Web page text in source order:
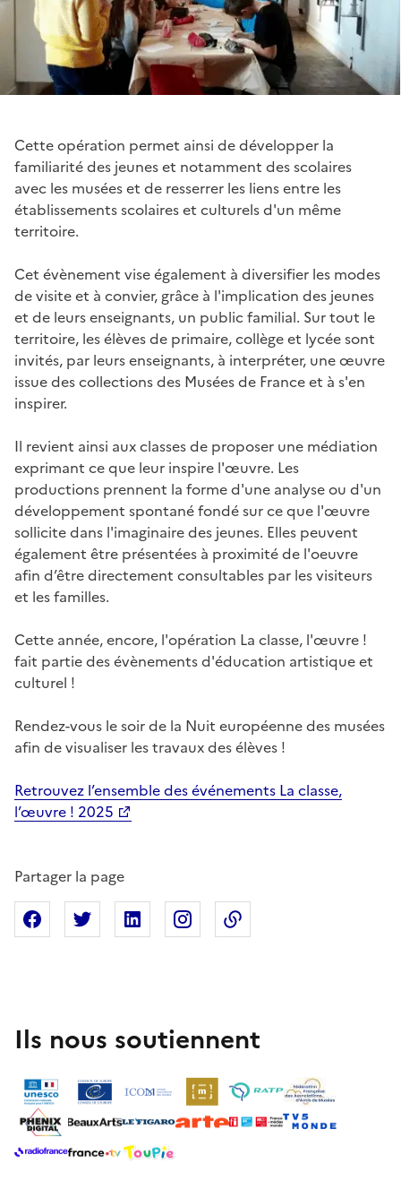
Cette opération permet ainsi de développer la
familiarité des jeunes et notamment des scolaires
avec les musées et de resserrer les liens entre les
établissements scolaires et culturels d'un même
territoire.
Cet évènement vise également à diversifier les modes
de visite et à convier, grâce à l'implication des jeunes
et de leurs enseignants, un public familial. Sur tout le
territoire, les élèves de primaire, collège et lycée sont
invités, par leurs enseignants, à interpréter, une œuvre
issue des collections des Musées de France et à s'en
inspirer.
Il revient ainsi aux classes de proposer une médiation
exprimant ce que leur inspire l'œuvre. Les
productions prennent la forme d'une analyse ou d'un
développement spontané fondé sur ce que l'œuvre
sollicite dans l'imaginaire des jeunes. Elles peuvent
également être présentées à proximité de l'oeuvre
afin d’être directement consultables par les visiteurs
et les familles.
Cette année, encore, l'opération La classe, l'œuvre !
fait partie des évènements d'éducation artistique et
culturel !
Rendez-vous le soir de la Nuit européenne des musées
afin de visualiser les travaux des élèves !
Retrouvez l’ensemble des événements La classe,
l’œuvre ! 2025
Partager la page
Partager sur Facebook
Partager sur XPartager sur Linkedin
Partager sur Instagram
Ils nous soutiennent